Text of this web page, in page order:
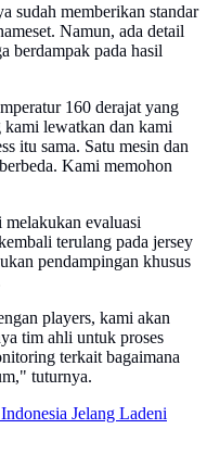
sudah memberikan standar
Namun, ada detail
berdampak pada hasil
160 derajat yang
kami lewatkan dan kami
itu sama. Satu mesin dan
Kami memohon
evaluasi
terulang pada jersey
pendampingan khusus
players, kami akan
tim ahli untuk proses
terkait bagaimana
tuturnya.
Jelang Ladeni